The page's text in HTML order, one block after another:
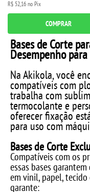
R$ 52,16 no Pix
COMPRAR
Bases de Corte
Desempenho
Na Akikola, você
compatíveis com
trabalha com
termocolante e
oferecer fixação
para uso com
Bases de Corte
Compatíveis com os
essas bases
em vinil, papel, tecido
garante: